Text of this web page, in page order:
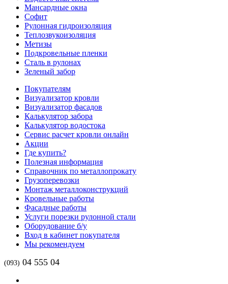
Мансардные окна
Софит
Рулонная гидроизоляция
Теплозвукоизоляция
Метизы
Подкровельные пленки
Сталь в рулонах
Зеленый забор
Покупателям
Визуализатор кровли
Визуализатор фасадов
Калькулятор забора
Калькулятор водостока
Сервис расчет кровли онлайн
Акции
Где купить?
Полезная информация
Справочник по металлопрокату
Грузоперевозки
Монтаж металлоконструкций
Кровельные работы
Фасадные работы
Услуги порезки рулонной стали
Оборудование б/у
Вход в кабинет покупателя
Мы рекомендуем
(093) 04 555 04